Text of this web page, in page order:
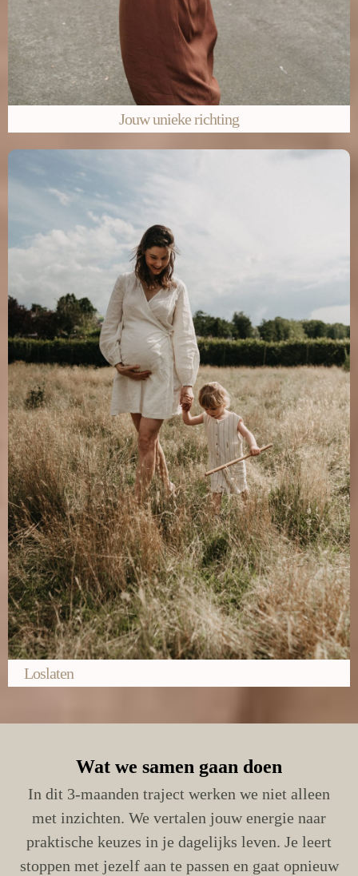
Jouw unieke richting
Loslaten
Wat we samen gaan doen
In dit 3-maanden traject werken we niet alleen
met inzichten. We vertalen jouw energie naar
praktische keuzes in je dagelijks leven. Je leert
stoppen met jezelf aan te passen en gaat opnieuw